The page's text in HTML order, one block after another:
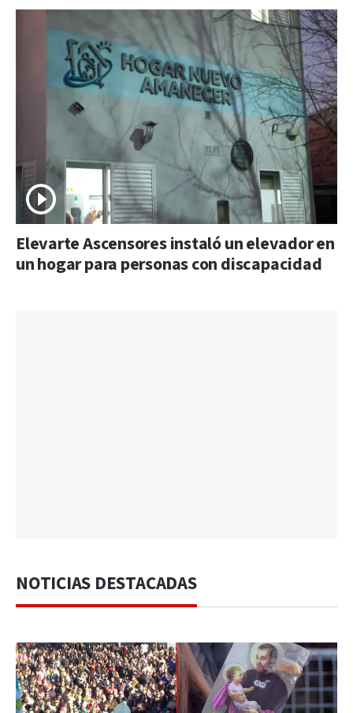
Elevarte Ascensores instaló un elevador en
un hogar para personas con discapacidad
NOTICIAS DESTACADAS